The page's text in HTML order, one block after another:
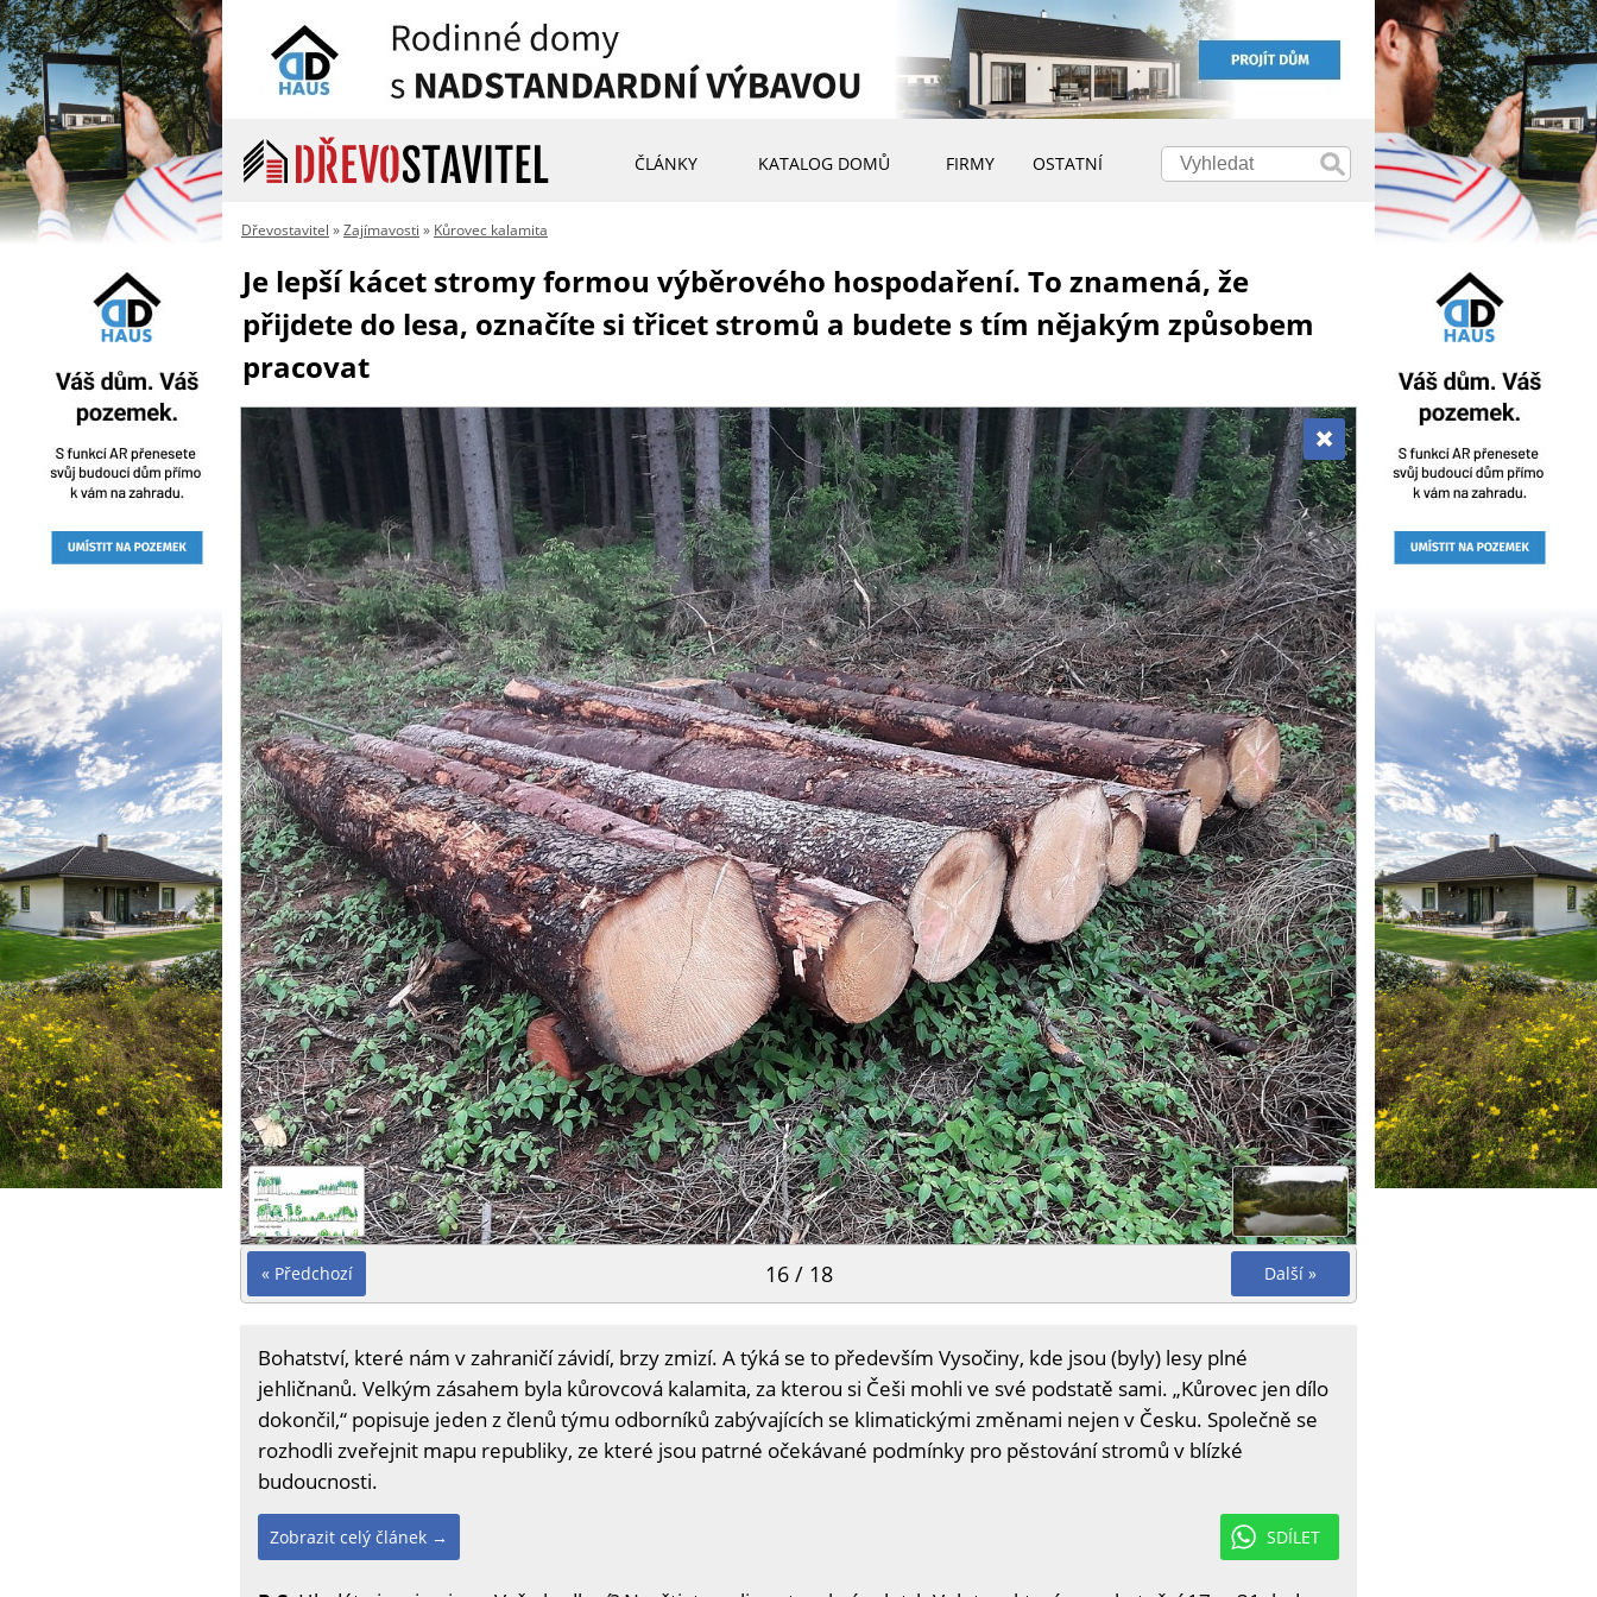
ČLÁNKY KATALOG DOMŮ FIRMY OSTATNÍ
Dřevostavitel »Zajímavosti » Kůrovec kalamita
Je lepší kácet stromy formou výběrového hospodaření. To znamená, že
přijdete do lesa, označíte si třicet stromů a budete s tím nějakým způsobem
pracovat
« Předchozí Další »
16 / 18
Bohatství, které nám v zahraničí závidí, brzy zmizí. A týká se to především Vysočiny, kde jsou (byly) lesy plné
jehličnanů. Velkým zásahem byla kůrovcová kalamita, za kterou si Češi mohli ve své podstatě sami. „Kůrovec jen dílo
dokončil,“ popisuje jeden z členů týmu odborníků zabývajících se klimatickými změnami nejen v Česku. Společně se
rozhodli zveřejnit mapu republiky, ze které jsou patrné očekávané podmínky pro pěstování stromů v blízké
budoucnosti.
SDÍLET
Zobrazit celý článek →